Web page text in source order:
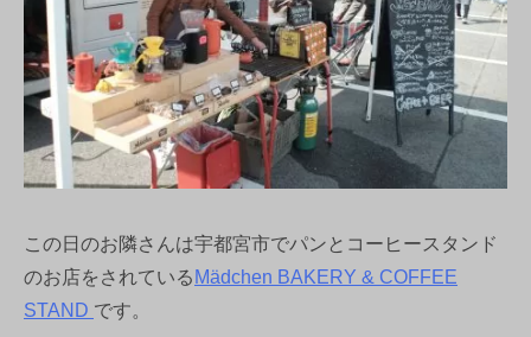
この日のお隣さんは宇都宮市でパンとコーヒースタンド
のお店をされている Mädchen BAKERY & COFFEE
STAND です。